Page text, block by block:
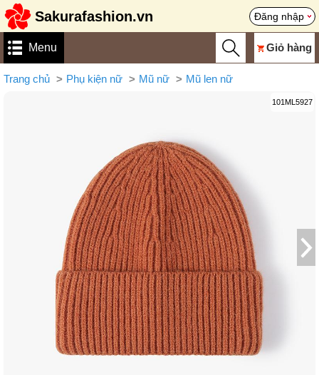
Sakurafashion.vn Đăng nhập
Menu Giỏ hàng
Trang chủ Phụ kiện nữ Mũ nữ Mũ len nữ
101ML5927